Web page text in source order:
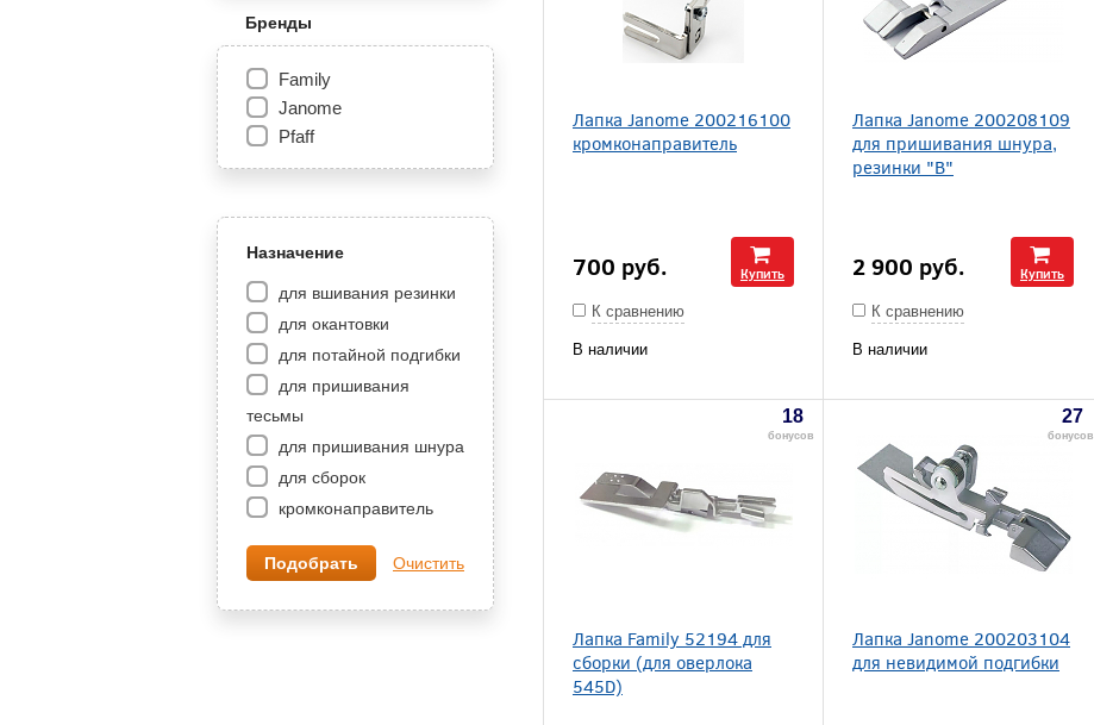
Бренды
Family
Janome
Pfaff
Назначение
для вшивания резинки
для окантовки
для потайной подгибки
для пришивания
тесьмы
для пришивания шнура
для сборок
кромконаправитель
Очистить
Лапка Janome 200216100
кромконаправитель
700 руб. Купить
К сравнению
В наличии
Лапка Janome 200208109
для пришивания шнура,
резинки "В"
2 900 руб. Купить
К сравнению
В наличии
18
бонусов
Лапка Family 52194 для
сборки (для оверлока
545D)
27
бонусов
Лапка Janome 200203104
для невидимой подгибки